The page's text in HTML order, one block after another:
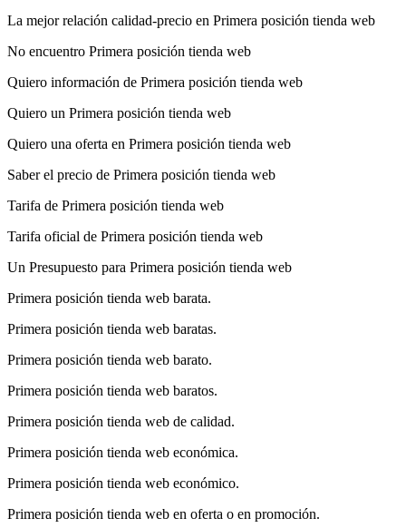
La mejor relación calidad-precio en Primera posición tienda web
No encuentro Primera posición tienda web
Quiero información de Primera posición tienda web
Quiero un Primera posición tienda web
Quiero una oferta en Primera posición tienda web
Saber el precio de Primera posición tienda web
Tarifa de Primera posición tienda web
Tarifa oficial de Primera posición tienda web
Un Presupuesto para Primera posición tienda web
Primera posición tienda web barata.
Primera posición tienda web baratas.
Primera posición tienda web barato.
Primera posición tienda web baratos.
Primera posición tienda web de calidad.
Primera posición tienda web económica.
Primera posición tienda web económico.
Primera posición tienda web en oferta o en promoción.